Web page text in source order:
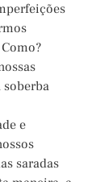
soberba
e
saradas